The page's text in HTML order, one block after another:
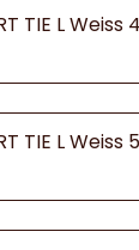
TIE L Weiss
TIE L Weiss